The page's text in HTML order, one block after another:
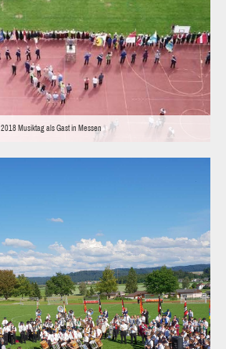
2018 Musiktag als Gast in Messen